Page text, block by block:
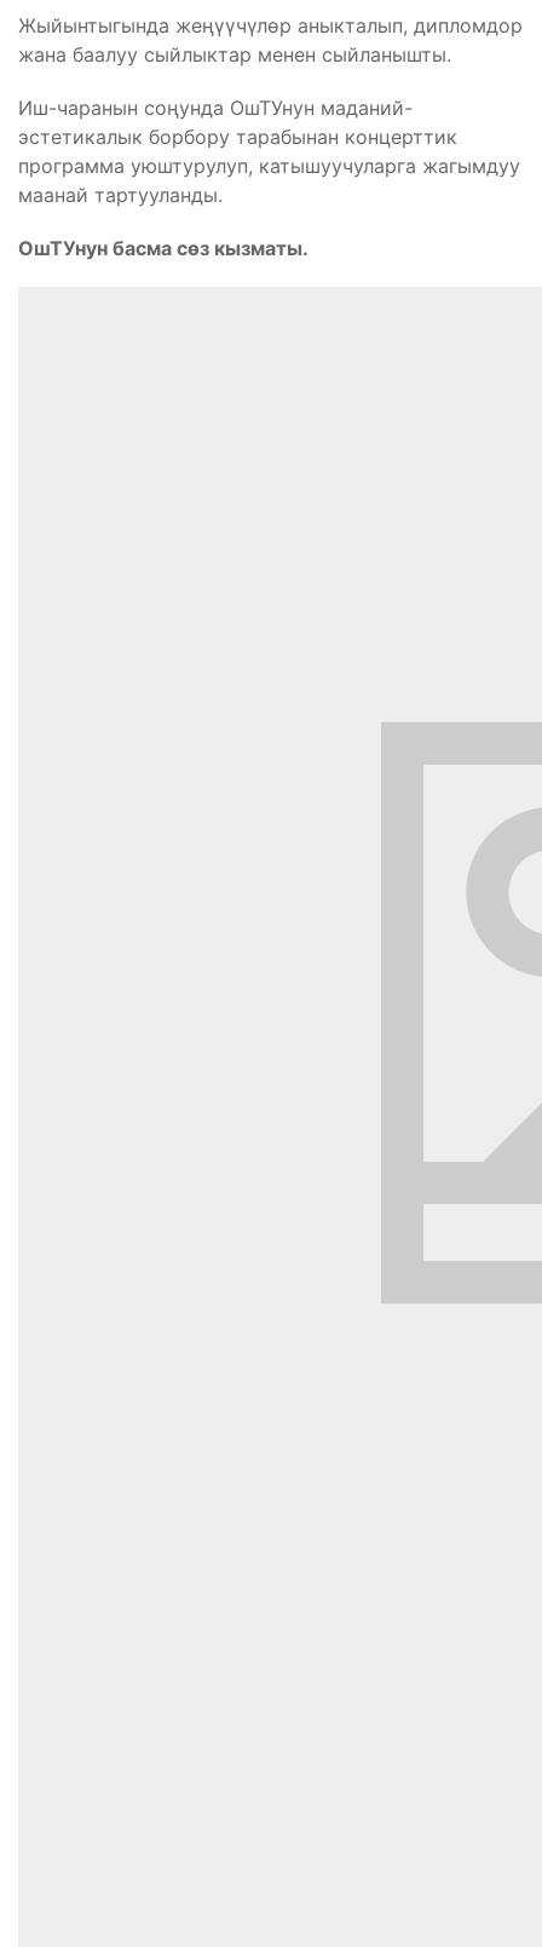
Жыйынтыгында жеңүүчүлөр аныкталып, дипломдор
жана баалуу сыйлыктар менен сыйланышты.
Иш-чаранын соңунда ОшТУнун маданий-
эстетикалык борбору тарабынан концерттик
программа уюштурулуп, катышуучуларга жагымдуу
маанай тартууланды.
ОшТУнун басма сөз кызматы.